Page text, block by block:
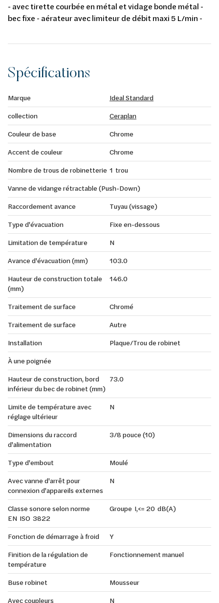
- avec tirette courbée en métal et vidage bonde métal -
bec fixe - aérateur avec limiteur de débit maxi 5 L/min -
Spécifications
Marque
Ideal Standard
collection
Ceraplan
Couleur de base
Chrome
Accent de couleur
Chrome
Nombre de trous de robinetterie 1 trou
Vanne de vidange rétractable (Push-Down)
Raccordement avance
Tuyau (vissage)
Type d'évacuation
Fixe en-dessous
Limitation de température
N
Avance d'évacuation (mm)
103.0
Hauteur de construction totale
(mm)
146.0
Traitement de surface
Chromé
Traitement de surface
Autre
Installation
Plaque/Trou de robinet
À une poignée
Hauteur de construction, bord
inférieur du bec de robinet (mm)
73.0
Limite de température avec
réglage ultérieur
N
Dimensions du raccord
d'alimentation
3/8 pouce (10)
Type d'embout
Moulé
Avec vanne d'arrêt pour
connexion d'appareils externes
N
Classe sonore selon norme
EN ISO 3822
Groupe I,<= 20 dB(A)
Fonction de démarrage à froid
Y
Finition de la régulation de
température
Fonctionnement manuel
Buse robinet
Mousseur
Avec coupleurs
N